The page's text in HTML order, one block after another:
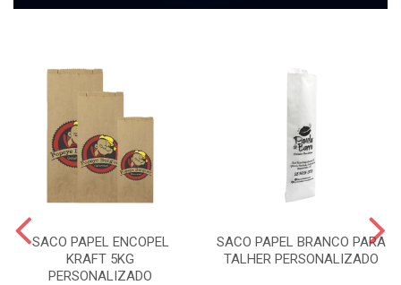
SACO PAPEL ENCOPEL
KRAFT 5KG
PERSONALIZADO
SACO PAPEL BRANCO PARA
TALHER PERSONALIZADO